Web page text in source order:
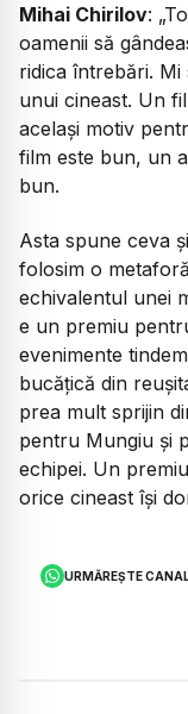
Mihai Chirilov:
oamenii să
ridica întrebări. Mi
unui cineast. Un
același motiv
film este bun, un
bun.
Asta spune ceva
folosim o
echivalentul unei
e un premiu
evenimente
bucățică din
prea mult sprijin
pentru Mungiu și
echipei. Un
orice cineast își
URMĂREȘTE